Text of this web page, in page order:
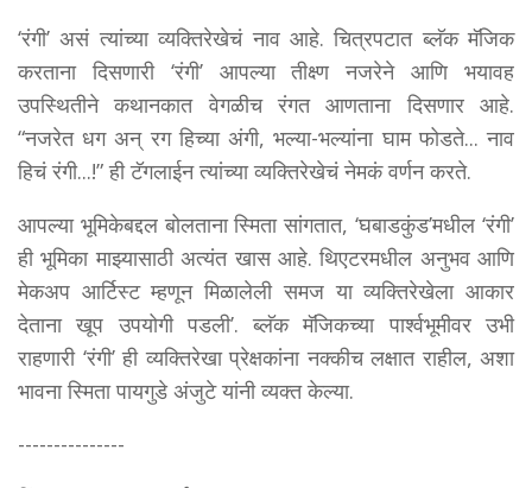
‘रंगी’ असं त्यांच्या व्यक्तिरेखेचं नाव आहे. चित्रपटात ब्लॅक मॅजिक
करताना दिसणारी ‘रंगी’ आपल्या तीक्ष्ण नजरेने आणि भयावह
उपस्थितीने कथानकात वेगळीच रंगत आणताना दिसणार आहे.
“नजरेत धग अन् रग हिच्या अंगी, भल्या-भल्यांना घाम फोडते... नाव
हिचं रंगी...!” ही टॅगलाईन त्यांच्या व्यक्तिरेखेचं नेमकं वर्णन करते.
आपल्या भूमिकेबद्दल बोलताना स्मिता सांगतात, ‘घबाडकुंड’मधील ‘रंगी’
ही भूमिका माझ्यासाठी अत्यंत खास आहे. थिएटरमधील अनुभव आणि
मेकअप आर्टिस्ट म्हणून मिळालेली समज या व्यक्तिरेखेला आकार
देताना खूप उपयोगी पडली’. ब्लॅक मॅजिकच्या पार्श्वभूमीवर उभी
राहणारी ‘रंगी’ ही व्यक्तिरेखा प्रेक्षकांना नक्कीच लक्षात राहील, अशा
भावना स्मिता पायगुडे अंजुटे यांनी व्यक्त केल्या.
---------------